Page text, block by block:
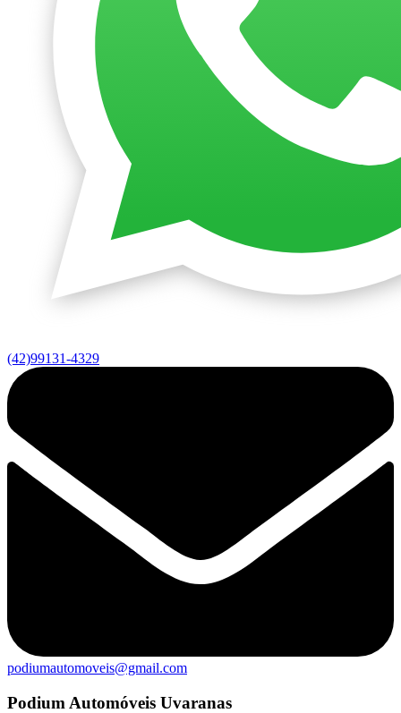
(42)99131-4329
podiumautomoveis@gmail.com
Podium Automóveis Uvaranas